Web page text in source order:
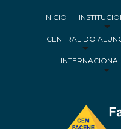
INÍCIO
CENTRAL DO